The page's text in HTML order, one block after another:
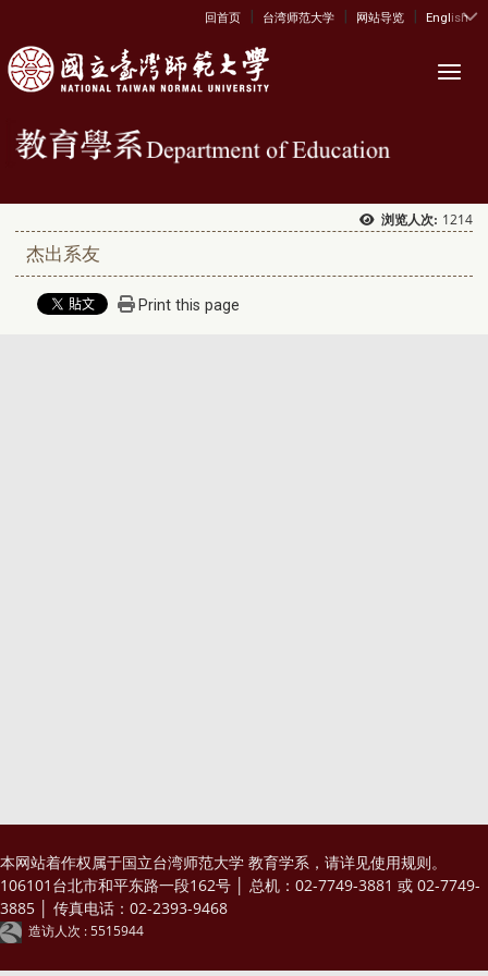
:::
回首页 | 台湾师范大学 | 网站导览 | English
浏览人次: 1214
杰出系友
Print this page
本网站着作权属于国立台湾师范大学 教育学系，请详见使用规则。
106101台北市和平东路一段162号 │ 总机：02-7749-3881 或 02-7749-
3885 │ 传真电话：02-2393-9468
造访人次 : 5515944